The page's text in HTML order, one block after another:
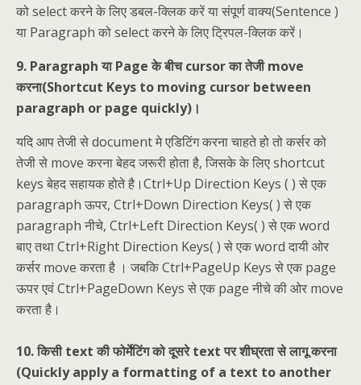
को select करने के लिए डबल-क्लिक करें या संपूर्ण वाक्य(Sentence )
या Paragraph को select करने के लिए ट्रिपल-क्लिक करें।
9. Paragraph या Page के बीच cursor का तेजी move
करना(Shortcut Keys to moving cursor between
paragraph or page quickly)।
यदि आप तेजी से document मे एडिटिंग करना चाहते हो तो कर्सर को
तेजी से move करना बेहद जरूरी होता है, जिसके के लिए shortcut
keys बेहद सहायक होते है।Ctrl+Up Direction Keys ( ) से एक
paragraph ऊपर, Ctrl+Down Direction Keys( ) से एक
paragraph नीचे, Ctrl+Left Direction Keys( ) से एक word
बाए तथा Ctrl+Right Direction Keys( ) से एक word दायी ओर
कर्सर move करता है । जबकि Ctrl+PageUp Keys से एक page
ऊपर एवं Ctrl+PageDown Keys से एक page नीचे की ओर move
करता है।
10. किसी text की फोर्मेटिंग को दूसरे text पर शीघ्रता से लागू करना
(Quickly apply a formatting of a text to another